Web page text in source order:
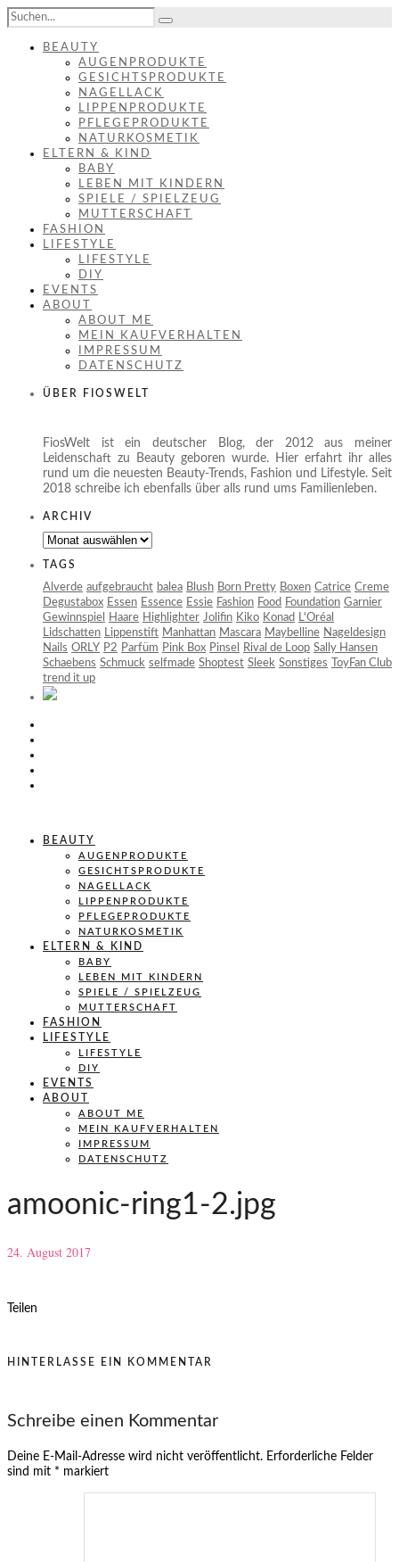
BEAUTY
AUGENPRODUKTE
GESICHTSPRODUKTE
NAGELLACK
LIPPENPRODUKTE
PFLEGEPRODUKTE
NATURKOSMETIK
ELTERN & KIND
BABY
LEBEN MIT KINDERN
SPIELE / SPIELZEUG
MUTTERSCHAFT
FASHION
LIFESTYLE
LIFESTYLE
DIY
EVENTS
ABOUT
ABOUT ME
MEIN KAUFVERHALTEN
IMPRESSUM
DATENSCHUTZ
ÜBER FIOSWELT
FiosWelt ist ein deutscher Blog, der 2012 aus meiner
Leidenschaft zu Beauty geboren wurde. Hier erfahrt ihr alles
rund um die neuesten Beauty-Trends, Fashion und Lifestyle. Seit
2018 schreibe ich ebenfalls über alls rund ums Familienleben.
ARCHIV
Archiv
TAGS
Alverde aufgebraucht balea Blush Born Pretty Boxen Catrice Creme
Degustabox Essen Essence Essie Fashion Food Foundation Garnier
Gewinnspiel
Haare Highlighter Jolifin Kiko Konad L'Oréal
Lidschatten Lippenstift Manhattan Mascara Maybelline Nageldesign
Nails ORLY P2 Parfüm Pink Box Pinsel Rival de Loop Sally Hansen
Schaebens Schmuck selfmade Shoptest Sleek Sonstiges
ToyFan Club
trend it up
BEAUTY
AUGENPRODUKTE
GESICHTSPRODUKTE
NAGELLACK
LIPPENPRODUKTE
PFLEGEPRODUKTE
NATURKOSMETIK
ELTERN & KIND
BABY
LEBEN MIT KINDERN
SPIELE / SPIELZEUG
MUTTERSCHAFT
FASHION
LIFESTYLE
LIFESTYLE
DIY
EVENTS
ABOUT
ABOUT ME
MEIN KAUFVERHALTEN
IMPRESSUM
DATENSCHUTZ
amoonic-ring1-2.jpg
24. August 2017
Teilen
HINTERLASSE EIN KOMMENTAR
Schreibe einen Kommentar
Deine E-Mail-Adresse wird nicht veröffentlicht. Erforderliche Felder
sind mit * markiert